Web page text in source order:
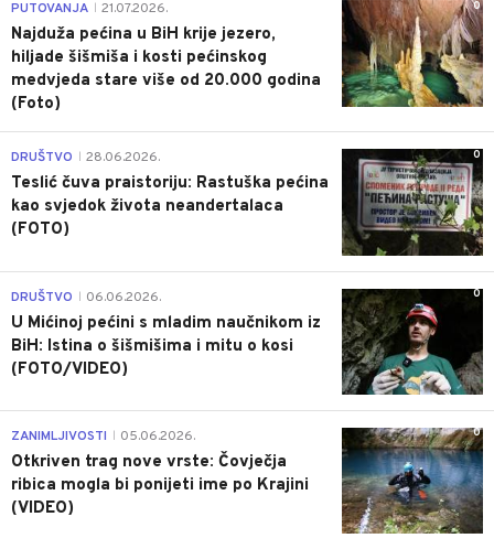
0
PUTOVANJA 21.07.2026.
Najduža pećina u BiH krije jezero,
hiljade šišmiša i kosti pećinskog
medvjeda stare više od 20.000 godina
(Foto)
0
DRUŠTVO 28.06.2026.
Teslić čuva praistoriju: Rastuška pećina
kao svjedok života neandertalaca
(FOTO)
0
DRUŠTVO 06.06.2026.
U Mićinoj pećini s mladim naučnikom iz
BiH: Istina o šišmišima i mitu o kosi
(FOTO/VIDEO)
0
ZANIMLJIVOSTI 05.06.2026.
Otkriven trag nove vrste: Čovječja
ribica mogla bi ponijeti ime po Krajini
(VIDEO)